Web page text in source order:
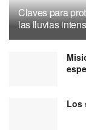
Claves para
las lluvias
Los